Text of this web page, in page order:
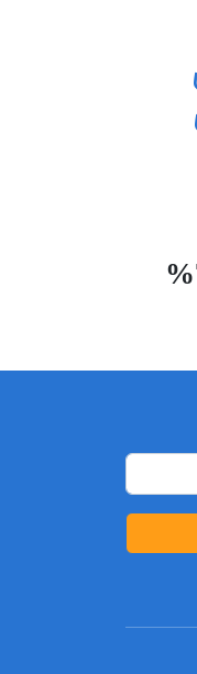
الاوكسجين خمس الغازات في الهواء والنيتروجين يمثل اربعة اخماس الغازات وان الماء يمثل 70%